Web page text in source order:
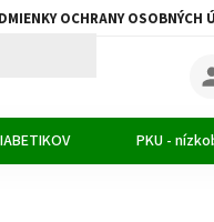
OCHRANY OSOBNÝCH
PKU -